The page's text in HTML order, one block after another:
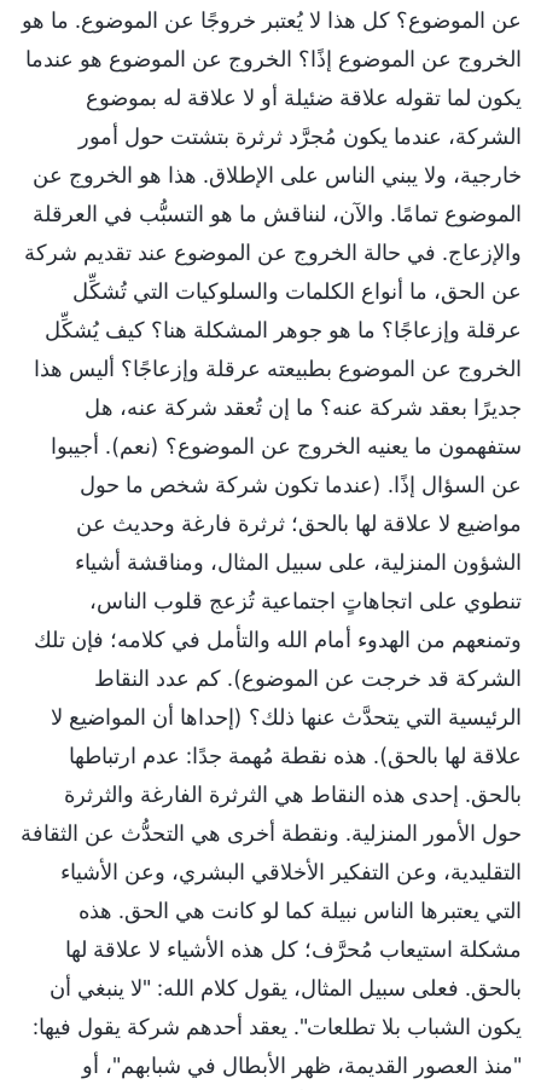
عن الموضوع؟ كل هذا لا يُعتبر خروجًا عن الموضوع. ما هو
الخروج عن الموضوع إذًا؟ الخروج عن الموضوع هو عندما
يكون لما تقوله علاقة ضئيلة أو لا علاقة له بموضوع
الشركة، عندما يكون مُجرَّد ثرثرة بتشتت حول أمور
خارجية، ولا يبني الناس على الإطلاق. هذا هو الخروج عن
الموضوع تمامًا. والآن، لنناقش ما هو التسبُّب في العرقلة
والإزعاج. في حالة الخروج عن الموضوع عند تقديم شركة
عن الحق، ما أنواع الكلمات والسلوكيات التي تُشكِّل
عرقلة وإزعاجًا؟ ما هو جوهر المشكلة هنا؟ كيف يُشكِّل
الخروج عن الموضوع بطبيعته عرقلة وإزعاجًا؟ أليس هذا
جديرًا بعقد شركة عنه؟ ما إن تُعقد شركة عنه، هل
ستفهمون ما يعنيه الخروج عن الموضوع؟ (نعم). أجيبوا
عن السؤال إذًا. (عندما تكون شركة شخص ما حول
مواضيع لا علاقة لها بالحق؛ ثرثرة فارغة وحديث عن
الشؤون المنزلية، على سبيل المثال، ومناقشة أشياء
تنطوي على اتجاهاتٍ اجتماعية تُزعج قلوب الناس،
وتمنعهم من الهدوء أمام الله والتأمل في كلامه؛ فإن تلك
الشركة قد خرجت عن الموضوع). كم عدد النقاط
الرئيسية التي يتحدَّث عنها ذلك؟ (إحداها أن المواضيع لا
علاقة لها بالحق). هذه نقطة مُهمة جدًا: عدم ارتباطها
بالحق. إحدى هذه النقاط هي الثرثرة الفارغة والثرثرة
حول الأمور المنزلية. ونقطة أخرى هي التحدُّث عن الثقافة
التقليدية، وعن التفكير الأخلاقي البشري، وعن الأشياء
التي يعتبرها الناس نبيلة كما لو كانت هي الحق. هذه
مشكلة استيعاب مُحرَّف؛ كل هذه الأشياء لا علاقة لها
بالحق. فعلى سبيل المثال، يقول كلام الله: "لا ينبغي أن
يكون الشباب بلا تطلعات". يعقد أحدهم شركة يقول فيها:
"منذ العصور القديمة، ظهر الأبطال في شبابهم"، أو